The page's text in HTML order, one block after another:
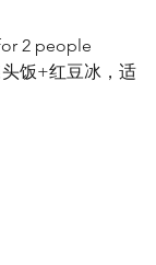
2 people
饭+红豆冰，适